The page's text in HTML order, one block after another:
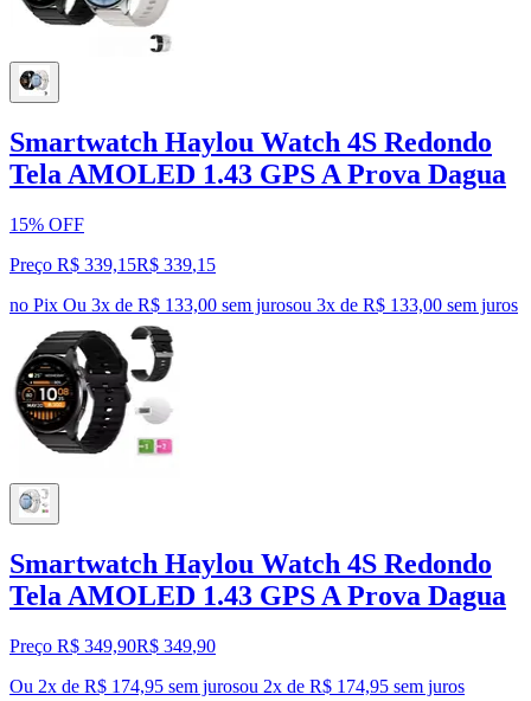
Smartwatch Haylou Watch 4S Redondo
Tela AMOLED 1.43 GPS A Prova Dagua
15% OFF
Preço R$ 339,15R$ 339,15
no Pix Ou 3x de R$ 133,00 sem jurosou 3x de R$ 133,00 sem juros
Smartwatch Haylou Watch 4S Redondo
Tela AMOLED 1.43 GPS A Prova Dagua
Preço R$ 349,90R$ 349,90
Ou 2x de R$ 174,95 sem jurosou 2x de R$ 174,95 sem juros